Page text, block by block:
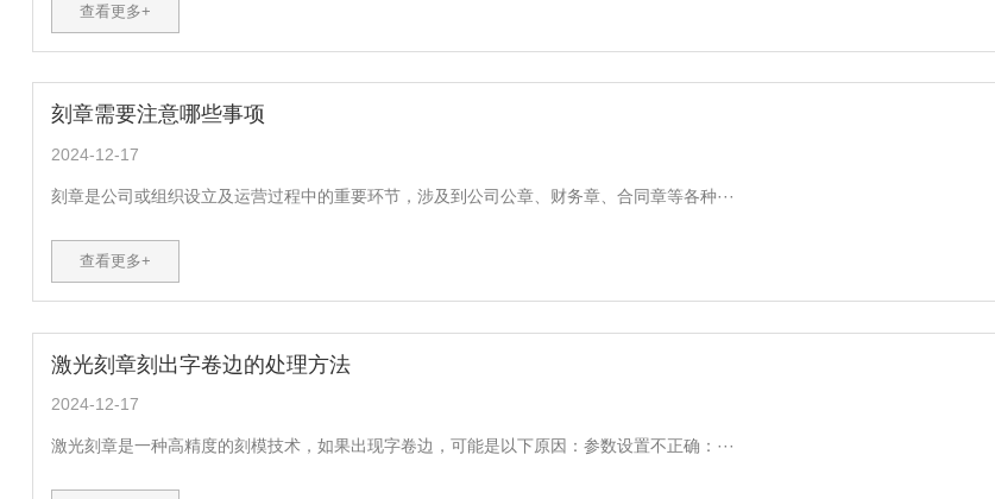
查看更多+
刻章需要注意哪些事项
2024-12-17
刻章是公司或组织设立及运营过程中的重要环节，涉及到公司公章、财务章、合同章等各种···
查看更多+
激光刻章刻出字卷边的处理方法
2024-12-17
激光刻章是一种高精度的刻模技术，如果出现字卷边，可能是以下原因：参数设置不正确：···